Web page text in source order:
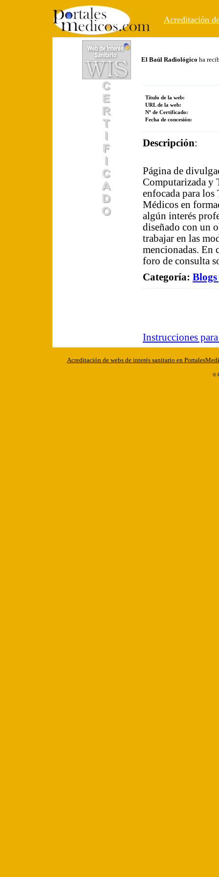
Acreditación
El Baúl Radiológico ha
Título de la web:
URL de la web:
Nº de Certificado:
Fecha de concesión:
Descripción:
Página de
Computarizada y
enfocada para
Médicos en
algún interés
diseñado con un
trabajar en las
mencionadas. En
foro de consulta
Categoría: Blogs
Instrucciones
Acreditación de webs de interés sanitario en
©